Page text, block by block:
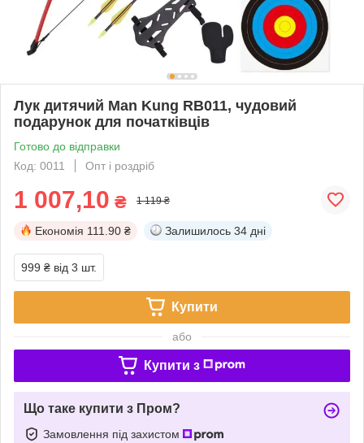
Лук дитячий Man Kung RB011, чудовий
подарунок для початківців
Готово до відправки
Код: 0011
Опт і роздріб
1 007,10 ₴ 1 119 ₴
Економія 111.90 ₴ Залишилось 34 дні
999 ₴ від 3 шт.
Купити
або
Купити з
Що таке купити з Пром?
Замовлення під захистом